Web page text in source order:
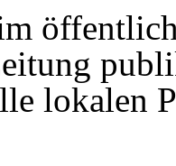
lokalen